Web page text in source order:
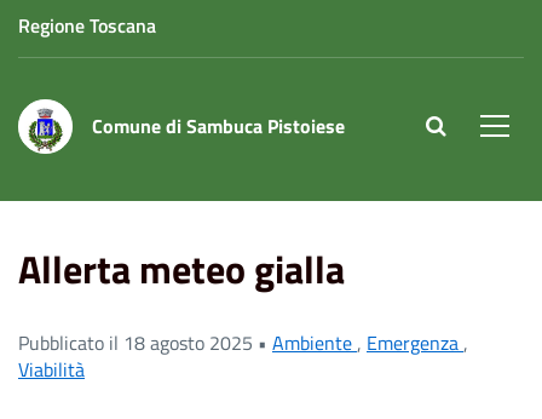
Regione Toscana
Comune di Sambuca Pistoiese site.searc
Allerta meteo gialla
Pubblicato il 18 agosto 2025 • Ambiente, Emergenza,
Viabilità